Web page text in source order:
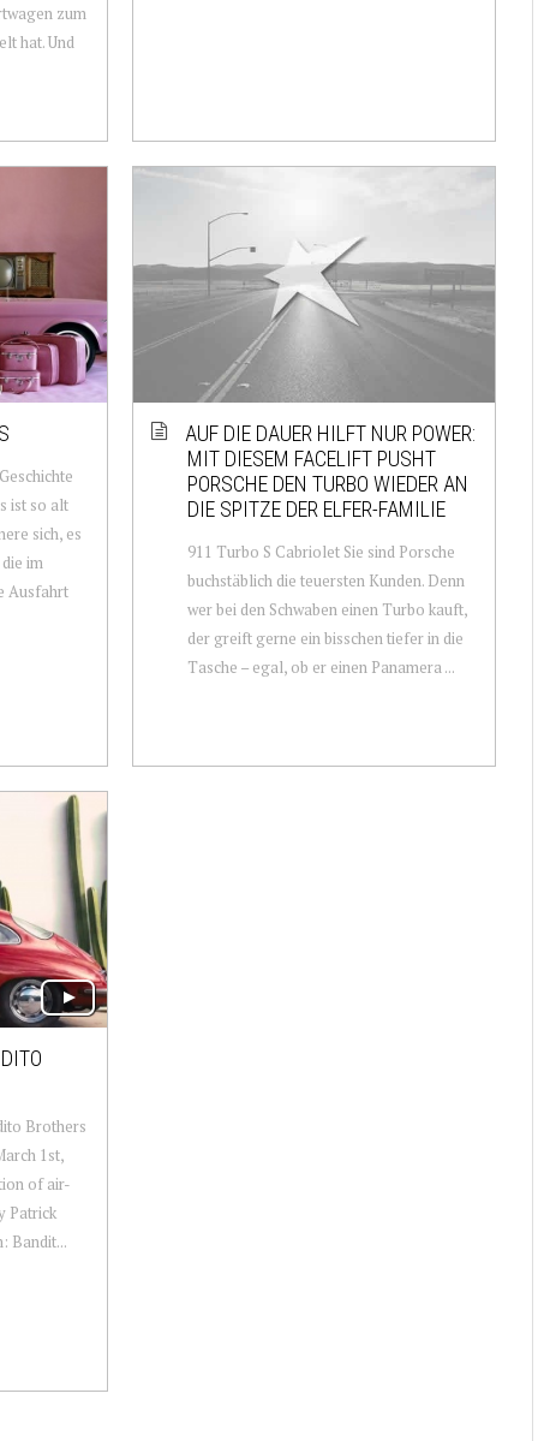
zum
hat. Und
ist so alt
sich, es
im
Ausfahrt
AUF DIE DAUER HILFT NUR POWER:
MIT DIESEM FACELIFT PUSHT
PORSCHE DEN TURBO WIEDER AN
DIE SPITZE DER ELFER-FAMILIE
911 Turbo S Cabriolet Sie sind Porsche
buchstäblich die teuersten Kunden. Denn
wer bei den Schwaben einen Turbo kauft,
der greift gerne ein bisschen tiefer in die
Tasche – egal, ob er einen Panamera ...
Brothers
1st,
of air-
Patrick
Bandit...